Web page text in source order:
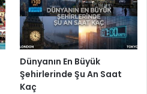
Dünyanın En Büyük
Şehirlerinde Şu An Saat
Kaç